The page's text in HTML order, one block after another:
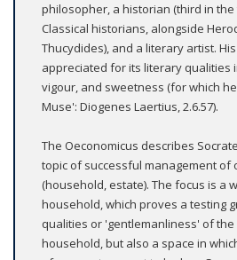
philosopher, a historian (third in
Classical historians, alongside
Thucydides), and a literary artist.
appreciated for its literary qualities
vigour, and sweetness (for which
Muse': Diogenes Laertius, 2.6.57).
The Oeconomicus describes
topic of successful management of
(household, estate). The focus is a
household, which proves a testing
qualities or 'gentlemanliness' of
household, but also a space in